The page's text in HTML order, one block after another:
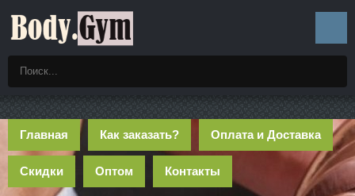
Главная Как заказать? Оплата и Доставка
Скидки Оптом Контакты